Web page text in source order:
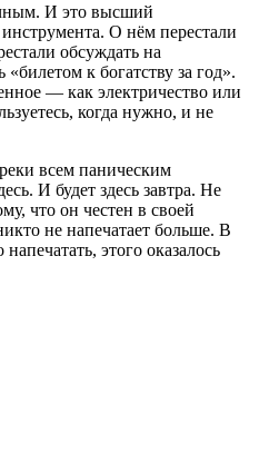
И это высший
О нём перестали
обсуждать на
«билетом к богатству за год».
— как электричество или
когда нужно, и не
всем паническим
И будет здесь завтра. Не
что он честен в своей
не напечатает больше. В
этого оказалось